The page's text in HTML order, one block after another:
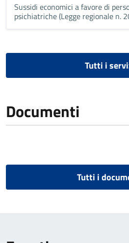
Sussidi economici a favore di
psichiatriche (Legge regionale n.
Tutti i
Documenti
Tutti i